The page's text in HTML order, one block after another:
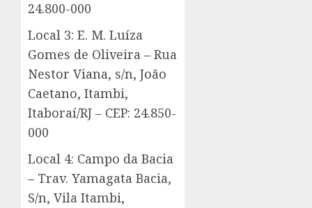
24.800-000
Local 3: E. M. Luíza
Gomes de Oliveira – Rua
Nestor Viana, s/n, João
Caetano, Itambi,
Itaboraí/RJ – CEP: 24.850-
000
Local 4: Campo da Bacia
– Trav. Yamagata Bacia,
S/n, Vila Itambi,